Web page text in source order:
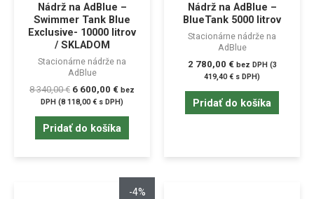
Nádrž na AdBlue –
Swimmer Tank Blue
Exclusive- 10000 litrov
/ SKLADOM
Stacionárne nádrže na
AdBlue
8 340,00€ 6 600,00 € bez
DPH (8 118,00€ s DPH)
Pridať do košíka
Nádrž na AdBlue –
BlueTank 5000 litrov
Stacionárne nádrže na
AdBlue
2 780,00 € bez DPH (3
419,40€ s DPH)
Pridať do košíka
-4%